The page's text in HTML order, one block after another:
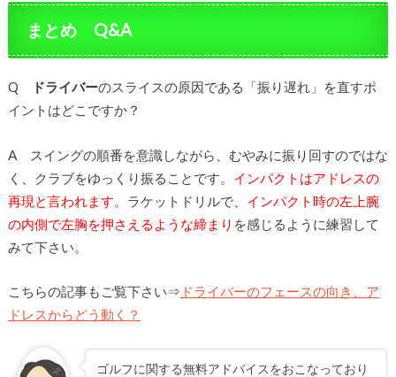
まとめ Q&A
Q ドライバーのスライスの原因である「振り遅れ」を直すポ
イントはどこですか？
A スイングの順番を意識しながら、むやみに振り回すのではな
く、クラブをゆっくり振ることです。 インパクトはアドレスの
再現と言われます。 ラケットドリルで、 インパクト時の左上腕
の内側で左胸を押さえるような締まり を感じるように練習して
みて下さい。
こちらの記事もご覧下さい⇒ ドライバーのフェースの向き、ア
ドレスからどう動く？
ゴルフに関する無料アドバイスをおこなっており